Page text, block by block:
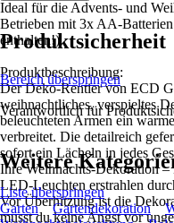
Ideal für die Advents- und
Betrieben mit 3x AA-
enthalten!)
Produktbeschreibung:
Der Deko-Rentier von ECD
weihnachtliches, verspieltes
beleuchteten Armen ein
verbreitet. Die detailreich
sofort ein Lächeln in jedes
Ihre Weihnachts-Dekoration
LED-Leuchten erstrahlen
Vor Überhitzung ist die
musst du keine Angst vor
Produktsicherheit
Bereich überspringen
Verantwortlich für
Weitere
Liste überspringen
Garten
Gartendekoration